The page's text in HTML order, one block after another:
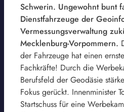
Schwerin. Ungewohnt bunt
Dienstfahrzeuge der
Vermessungsverwaltung
Mecklenburg-Vorpommern.
der Fahrzeuge hat einen
Fachkräfte! Durch die
Berufsfeld der Geodäsie
Fokus gerückt. Innenminister
Startschuss für eine